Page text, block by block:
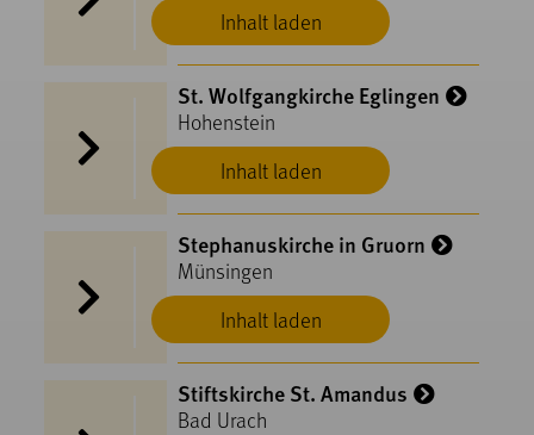
Inhalt laden
Inhalt laden
St. Wolfgangkirche Eglingen
Hohenstein
Inhalt laden
Stephanuskirche in Gruorn
Münsingen
Stiftskirche St. Amandus
Bad Urach